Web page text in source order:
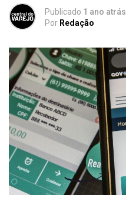
Publicado 1 ano atrás
Por Redação